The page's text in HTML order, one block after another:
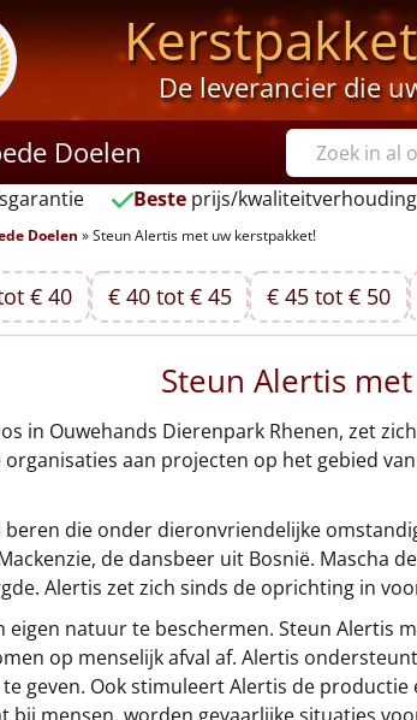
De leverancier die
Doelen
Besteprijs/kwaliteitverhouding
Doelen »Steun Alertis met uw kerstpakket!
€ 40 € 40 tot € 45 € 45 tot € 50
Steun Alertis
in Ouwehands Dierenpark Rhenen, zet
aan projecten op het gebied
die onder dieronvriendelijke
de dansbeer uit Bosnië.
Alertis zet zich sinds de oprichting in
natuur te beschermen. Steun Alertis
op menselijk afval af. Alertis
geven. Ook stimuleert Alertis de